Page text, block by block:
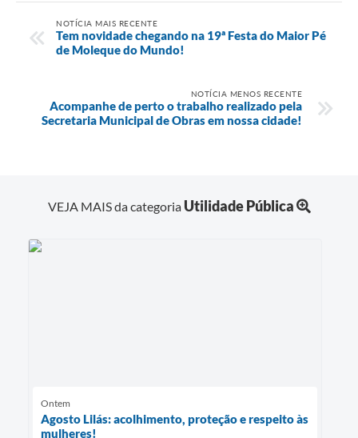
NOTÍCIA MAIS RECENTE
Tem novidade chegando na 19ª Festa do Maior Pé
de Moleque do Mundo!
NOTÍCIA MENOS RECENTE
Acompanhe de perto o trabalho realizado pela
Secretaria Municipal de Obras em nossa cidade!
VEJA MAIS da categoria Utilidade Pública
Ontem
Agosto Lilás: acolhimento, proteção e respeito às
mulheres!